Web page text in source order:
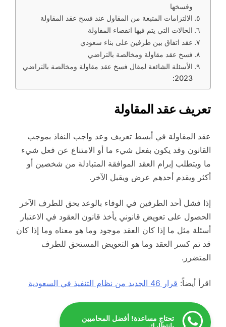
وفسخها
الالتزامات المتبعة من المقاول عند فسخ عقد المقاولة
الحالات التي يتم فيها انقضاء المقاولة
عقد اتفاق بين طرفين على بناء سعودي
فسخ عقد مقاولة ومخالصة بالتراضي
الأسئلة الشائعة لمقال فسخ عقد مقاولة ومخالصة بالتراضي
2023:
تعريف عقد المقاولة
عقد المقاولة في أبسط تعريف وعد واجب النفاذ بموجب
القانون وقد يكون بفعل شيء ما أو الامتناع عن فعل شيء
ما ويتطلب إبرام العقد الموافقة المتبادلة من شخصين أو
أكثر ويقدم أحدهم عرض ويقبل الآخر.
إذا فشل أحد الطرفين في الوفاء بالوعد يحق للطرف الآخر
الحصول على تعويض قانوني يأخذ قانون العقود في الاعتبار
أسئلة مثل ما إذا كان العقد موجود وما هو معناه وما إذا كان
قد تم كسر العقد وما هو التعويض المستحق للطرف
المتضرر.
اقرأ أيضاً: قرار 46 الجديد من نظام التنفيذ في السعودية
تحتاج مساعدة! أفضل المحاميين